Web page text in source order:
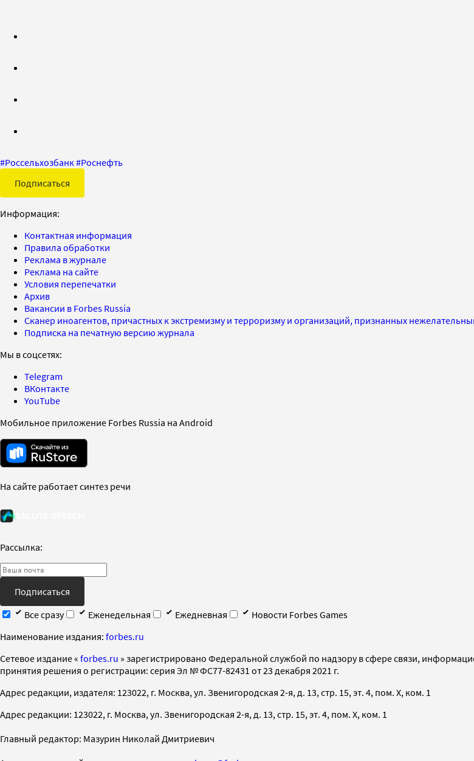
#Россельхозбанк#Роснефть
Подписаться
Информация:
Контактная информация
Правила обработки
Реклама в журнале
Реклама на сайте
Условия перепечатки
Архив
Вакансии в Forbes Russia
Сканер иноагентов, причастных к экстремизму и терроризму и организаций, признанных
Подписка на печатную версию журнала
Мы в соцсетях:
Telegram
ВКонтакте
YouTube
Мобильное приложение Forbes Russia на Android
На сайте работает синтез речи
Рассылка:
Подписаться
Все сразу
Еженедельная Ежедневная
Новости Forbes Games
Наименование издания: forbes.ru
Cетевое издание « forbes.ru » зарегистрировано Федеральной службой по надзору в сфере связи,
принятия решения о регистрации: серия Эл № ФС77-82431 от 23 декабря 2021 г.
Адрес редакции, издателя: 123022, г. Москва, ул. Звенигородская 2-я, д. 13, стр. 15, эт. 4, пом. X, ком. 1
Адрес редакции: 123022, г. Москва, ул. Звенигородская 2-я, д. 13, стр. 15, эт. 4, пом. X, ком. 1
Главный редактор: Мазурин Николай Дмитриевич